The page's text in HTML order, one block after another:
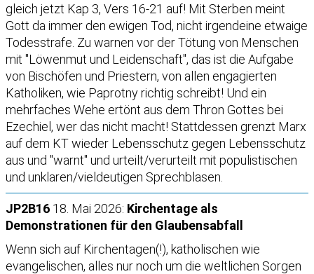
gleich jetzt Kap 3, Vers 16-21 auf! Mit Sterben meint
Gott da immer den ewigen Tod, nicht irgendeine etwaige
Todesstrafe. Zu warnen vor der Tötung von Menschen
mit "Löwenmut und Leidenschaft", das ist die Aufgabe
von Bischöfen und Priestern, von allen engagierten
Katholiken, wie Paprotny richtig schreibt! Und ein
mehrfaches Wehe ertönt aus dem Thron Gottes bei
Ezechiel, wer das nicht macht! Stattdessen grenzt Marx
auf dem KT wieder Lebensschutz gegen Lebensschutz
aus und "warnt" und urteilt/verurteilt mit populistischen
und unklaren/vieldeutigen Sprechblasen.
JP2B16 18. Mai 2026: Kirchentage als
Demonstrationen für den Glaubensabfall
Wenn sich auf Kirchentagen(!), katholischen wie
evangelischen, alles nur noch um die weltlichen Sorgen